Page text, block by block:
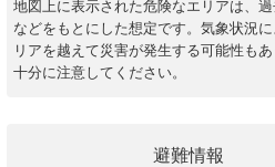
地図上に表示された危険なエリアは、
などをもとにした想定です。気象状況
リアを越えて災害が発生する可能性もあ
十分に注意してください。
避難情報